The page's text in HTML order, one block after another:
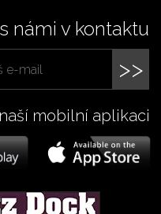
námi v kontaktu
>>
mobilní aplikaci